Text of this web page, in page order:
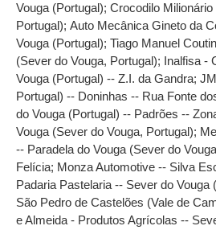
Vouga (Portugal);Crocodilo
Portugal);Auto Mecânica Gineto da
Vouga (Portugal);Tiago Manuel
(Sever do Vouga, Portugal); Inalfisa -
Vouga (Portugal) -- Z.I. da Gandra;
Portugal) -- Doninhas -- Rua Fonte
do Vouga (Portugal) -- Padrões --
Vouga (Sever do Vouga, Portugal);
-- Paradela do Vouga (Sever do
Felícia; Monza Automotive -- Silva
Padaria Pastelaria -- Sever do Vouga
São Pedro de Castelões (Vale de
e Almeida - Produtos Agrícolas --